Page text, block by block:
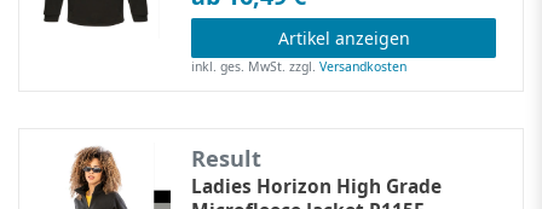
Artikel anzeigen
inkl. ges. MwSt. zzgl.Versandkosten
Result
Ladies Horizon High Grade